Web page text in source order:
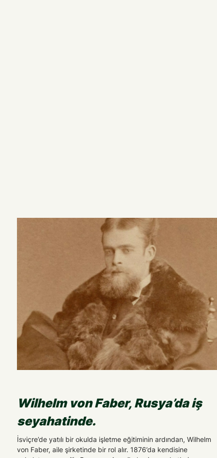
Wilhelm von Faber, Rusya’da iş
seyahatinde.
İsviçre’de yatılı bir okulda işletme eğitiminin ardından, Wilhelm
von Faber, aile şirketinde bir rol alır. 1876’da kendisine